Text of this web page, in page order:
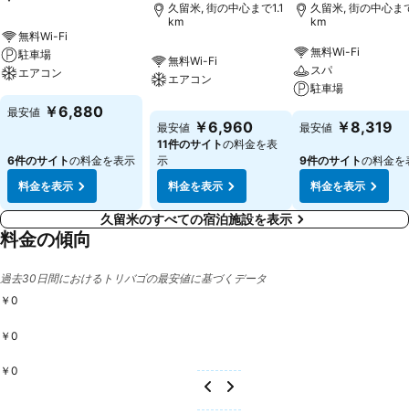
無料Wi-Fi
駐車場
エアコン
最安値 ￥6,880
6件のサイトの料金を表示
料金を表示
久留米, 街の中心まで1.1
km
無料Wi-Fi
エアコン
最安値 ￥6,960
11件のサイトの料金を表
示
料金を表示
久留米, 街の中心ま
km
無料Wi-Fi
スパ
駐車場
最安値 ￥8,319
9件のサイトの料金を
料金を表示
久留米のすべての宿泊施設を表示
料金の傾向
過去30日間におけるトリバゴの最安値に基づくデータ
￥0
￥0
￥0